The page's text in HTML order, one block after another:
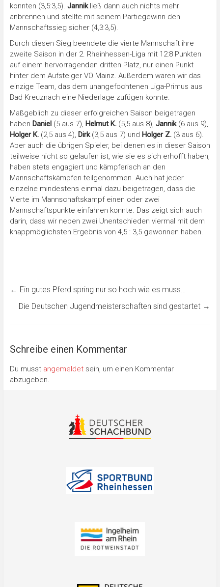
konnten (3,5:3,5). Jannikließ dann auch nichts mehr
anbrennen und stellte mit seinem Partiegewinn den
Mannschaftssieg sicher (4,3:3,5).
Durch diesen Sieg beendete die vierte Mannschaft ihre
zweite Saison in der 2. Rheinhessen-Liga mit 12:8 Punkten
auf einem hervorragenden dritten Platz, nur einen Punkt
hinter dem Aufsteiger VO Mainz. Außerdem waren wir das
einzige Team, das dem unangefochtenen Liga-Primus aus
Bad Kreuznach eine Niederlage zufügen konnte.
Maßgeblich zu dieser erfolgreichen Saison beigetragen
haben Daniel(5 aus 7), Helmut K.(5,5 aus 8), Jannik(6 aus 9),
Holger K.(2,5 aus 4), Dirk(3,5 aus 7) und Holger Z.(3 aus 6).
Aber auch die übrigen Spieler, bei denen es in dieser Saison
teilweise nicht so gelaufen ist, wie sie es sich erhofft haben,
haben stets engagiert und kämpferisch an den
Mannschaftskämpfen teilgenommen. Auch hat jeder
einzelne mindestens einmal dazu beigetragen, dass die
Vierte im Mannschaftskampf einen oder zwei
Mannschaftspunkte einfahren konnte. Das zeigt sich auch
darin, dass wir neben zwei Unentschieden viermal mit dem
knappmöglichsten Ergebnis von 4,5 : 3,5 gewonnen haben.
← Ein gutes Pferd spring nur so hoch wie es muss…
Die Deutschen Jugendmeisterschaften sind gestartet →
Schreibe einen Kommentar
Du musst angemeldetsein, um einen Kommentar
abzugeben.